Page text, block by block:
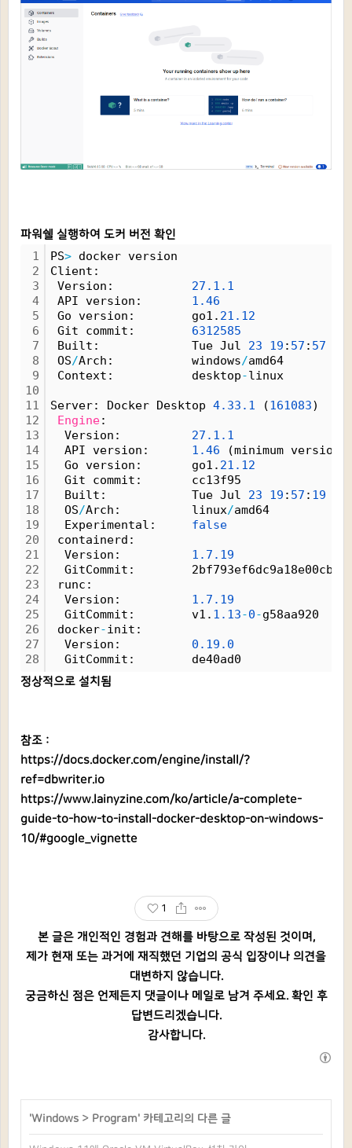
파워쉘 실행하여 도커 버전 확인
1
2
3
4
5
6
7
8
9
10
11
12
13
14
15
16
17
18
19
20
21
22
23
24
25
26
27
28
PS> docker version
Client:
Version: 27. 1. 1
API version: 1.46
Go version:        go1. 21. 12
Git commit: 6312585
Built:             Tue Jul 23 19 : 57 : 57
OS/Arch:           windows/amd64
Context:           desktop-linux
Server: Docker Desktop 4. 33. 1 (161083)
Engine:
Version: 27. 1. 1
API version: 1.46 (minimum version
Go version:       go1. 21. 12
Git commit:       cc13f95
Built:            Tue Jul 23 19 : 57 : 19
OS/Arch:          linux/amd64
Experimental: false
containerd:
Version: 1. 7. 19
GitCommit:
runc:
Version: 1. 7. 19
GitCommit:        v1. 1. 13-0-g58aa920
docker-init:
Version: 0. 19. 0
GitCommit:        de40ad0
정상적으로 설치됨
참조 :
https://docs.docker.com/engine/install/?
ref=dbwriter.io
https://www.lainyzine.com/ko/article/a-complete-
guide-to-how-to-install-docker-desktop-on-windows-
10/#google_vignette
1
본 글은 개인적인 경험과 견해를 바탕으로 작성된 것이며,
제가 현재 또는 과거에 재직했던 기업의 공식 입장이나 의견을
대변하지 않습니다.
궁금하신 점은 언제든지 댓글이나 메일로 남겨 주세요. 확인 후
답변드리겠습니다.
감사합니다.
'Windows > Program' 카테고리의 다른 글